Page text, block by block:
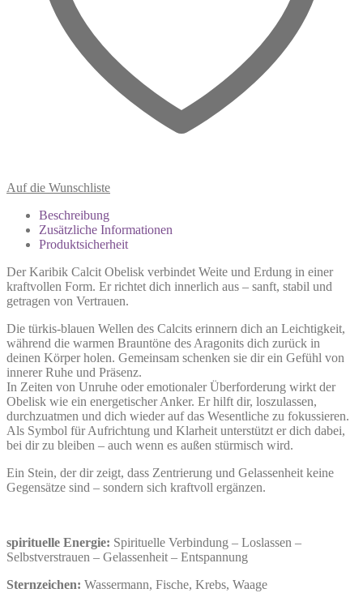
Auf die Wunschliste
Beschreibung
Zusätzliche Informationen
Produktsicherheit
Der Karibik Calcit Obelisk verbindet Weite und Erdung in einer
kraftvollen Form. Er richtet dich innerlich aus – sanft, stabil und
getragen von Vertrauen.
Die türkis-blauen Wellen des Calcits erinnern dich an Leichtigkeit,
während die warmen Brauntöne des Aragonits dich zurück in
deinen Körper holen. Gemeinsam schenken sie dir ein Gefühl von
innerer Ruhe und Präsenz.
In Zeiten von Unruhe oder emotionaler Überforderung wirkt der
Obelisk wie ein energetischer Anker. Er hilft dir, loszulassen,
durchzuatmen und dich wieder auf das Wesentliche zu fokussieren.
Als Symbol für Aufrichtung und Klarheit unterstützt er dich dabei,
bei dir zu bleiben – auch wenn es außen stürmisch wird.
Ein Stein, der dir zeigt, dass Zentrierung und Gelassenheit keine
Gegensätze sind – sondern sich kraftvoll ergänzen.
spirituelle Energie: Spirituelle Verbindung – Loslassen –
Selbstverstrauen – Gelassenheit – Entspannung
Sternzeichen: Wassermann, Fische, Krebs, Waage